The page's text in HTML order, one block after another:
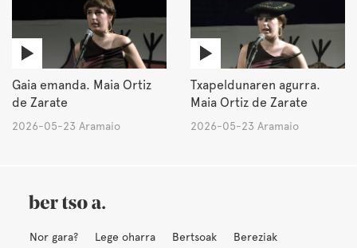
Gaia emanda. Maia Ortiz
de Zarate
2026-05-23 Aramaio
Txapeldunaren agurra.
Maia Ortiz de Zarate
2026-05-23 Aramaio
Nor gara? Lege oharra Bertsoak
Bereziak